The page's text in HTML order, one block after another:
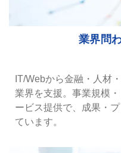
業界問
IT/Webから金融・人材
業界を支援。事業規模
ービス提供で、成果・
ています。